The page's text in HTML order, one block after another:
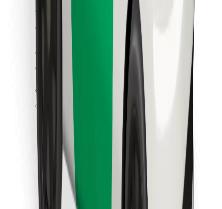
Zabezpečení
Jízda za pár minut!
Stáhněte si aplikaci Bolt
Stáhněte si aplikaci Bolt Food